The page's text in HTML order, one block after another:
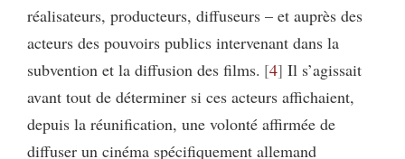
réalisateurs, producteurs, diffuseurs – et auprès des
acteurs des pouvoirs publics intervenant dans la
subvention et la diffusion des films. 4 Il s’agissait
avant tout de déterminer si ces acteurs affichaient,
depuis la réunification, une volonté affirmée de
diffuser un cinéma spécifiquement allemand